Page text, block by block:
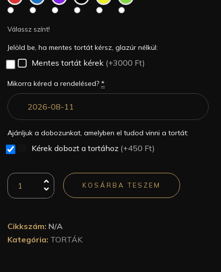
Válassz színt!
Jelöld be, ha mentes tortát kérsz, glazúr nélkül:
Mentes tortát kérek (+3000 Ft)
Mikorra kéred a rendelésed? *
Ajánljuk a dobozunkat, amelyben el tudod vinni a tortát:
Kérek dobozt a tortához (+450 Ft)
KOSÁRBA TESZEM
Cikkszám: N/A
Kategória: TORTÁK